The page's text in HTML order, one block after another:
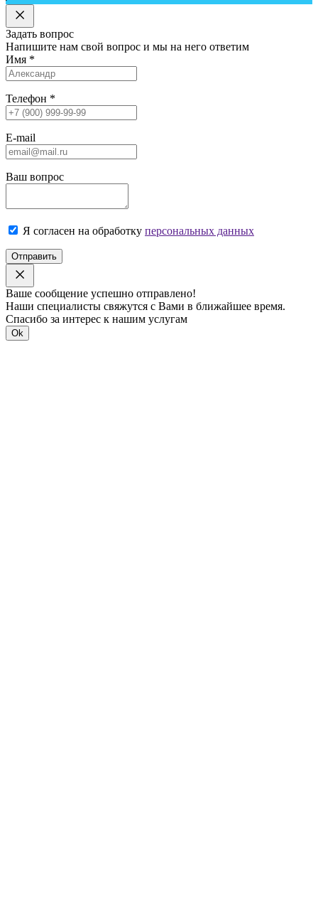
Задать вопрос
Напишите нам свой вопрос и мы на него ответим
Имя *
Телефон *
E-mail
Ваш вопрос
Я согласен на обработку персональных данных
Отправить
Ваше сообщение успешно отправлено!
Наши специалисты свяжутся с Вами в ближайшее время.
Спасибо за интерес к нашим услугам
Ok